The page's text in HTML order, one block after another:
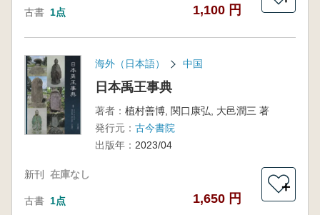
古書 1点 1,100 円
海外（日本語） 中国
日本禹王事典
著者： 植村善博, 関口康弘, 大邑潤三 著
発行元： 古今書院
出版年： 2023/04
新刊 在庫なし
古書 1点 1,650 円
＋